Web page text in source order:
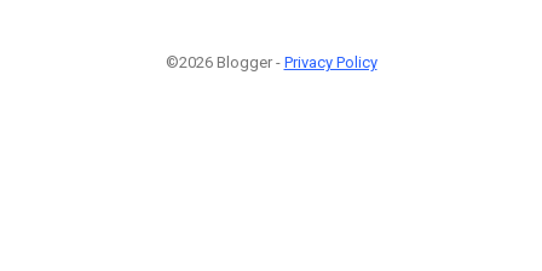
©2026 Blogger - Privacy Policy